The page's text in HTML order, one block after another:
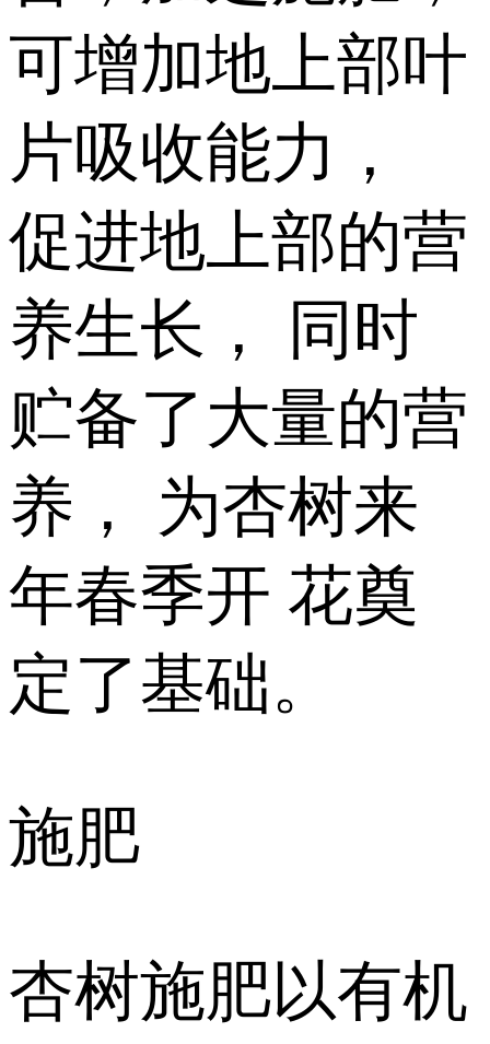
可增加地上部叶
片吸收能力，
促进地上部的营
养生长， 同时
贮备了大量的营
养， 为杏树来
年春季开 花奠
定了基础。
施肥
杏树施肥以有机